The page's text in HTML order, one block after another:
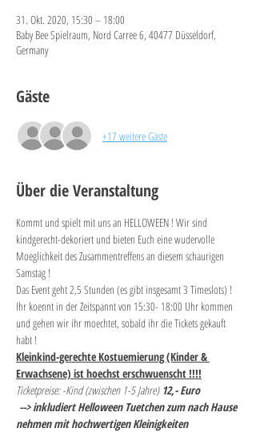
31. Okt. 2020, 15:30 – 18:00
Baby Bee Spielraum, Nord Carree 6, 40477 Düsseldorf,
Germany
Gäste
+17 weitere Gäste
Über die Veranstaltung
Kommt und spielt mit uns an HELLOWEEN ! Wir sind
kindgerecht-dekoriert und bieten Euch eine wudervolle
Moeglichkeit des Zusammentreffens an diesem schaurigen
Samstag !
Das Event geht 2,5 Stunden (es gibt insgesamt 3 Timeslots) !
Ihr koennt in der Zeitspannt von 15:30- 18:00 Uhr kommen
und gehen wir ihr moechtet, sobald ihr die Tickets gekauft
habt !
Kleinkind-gerechte Kostuemierung (Kinder &
Erwachsene) ist hoechst erschwuenscht !!!!
Ticketpreise: -Kind (zwischen 1-5 Jahre) 12,- Euro
--> inkludiert Helloween Tuetchen zum nach Hause
nehmen mit hochwertigen Kleinigkeiten